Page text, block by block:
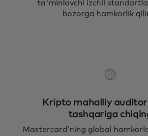
ta'minlovchi izchil
bozorga hamkorlik
Kripto mahalliy
tashqariga
Mastercard’ning global